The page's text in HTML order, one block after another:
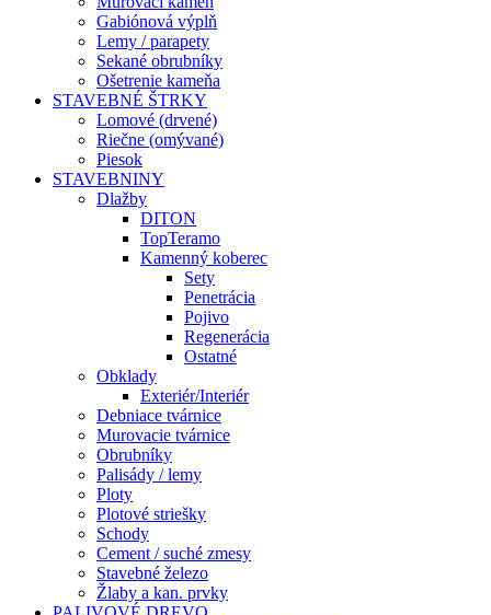
Gabiónová výplň
Lemy / parapety
Sekané obrubníky
Ošetrenie kameňa
STAVEBNÉ ŠTRKY
Lomové (drvené)
Riečne (omývané)
Piesok
STAVEBNINY
Dlažby
DITON
TopTeramo
Kamenný koberec
Sety
Penetrácia
Pojivo
Regenerácia
Ostatné
Obklady
Exteriér/Interiér
Debniace tvárnice
Murovacie tvárnice
Obrubníky
Palisády / lemy
Ploty
Plotové striešky
Schody
Cement / suché zmesy
Stavebné železo
Žlaby a kan. prvky